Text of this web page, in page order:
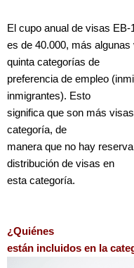
El cupo anual de visas EB-
es de 40.000, más
quinta categorías de
preferencia de empleo
inmigrantes). Esto
significa que son más
categoría, de
manera que no hay
distribución de visas en
esta categoría.
¿Quiénes
están incluidos en la